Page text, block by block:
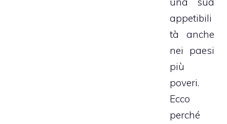
appetibili
tà anche
nei paesi
più
poveri.
Ecco
perché